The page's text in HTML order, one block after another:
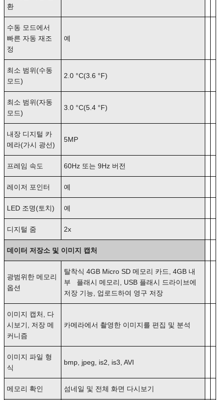
환
수동 모드에서
빠른 자동 재조
정
예
최소 범위(수동
모드)
2.0 °C(3.6 °F)
최소 범위(자동
모드)
3.0 °C(5.4 °F)
내장 디지털 카
메라(가시 광선)
5MP
프레임 속도 60Hz 또는 9Hz 버전
레이저 포인터 예
LED 조명(토치) 예
디지털 줌 2x
데이터 저장소 및 이미지 캡처
광범위한 메모리
옵션
탈착식 4GB Micro SD 메모리 카드, 4GB 내
부 플래시 메모리, USB 플래시 드라이브에
저장 기능, 업로드하여 영구 저장
이미지 캡처, 다
시보기, 저장 메
커니즘
카메라에서 촬영한 이미지를 편집 및 분석
이미지 파일 형
식
bmp, jpeg, is2, is3, AVI
메모리 확인 섬네일 및 전체 화면 다시보기